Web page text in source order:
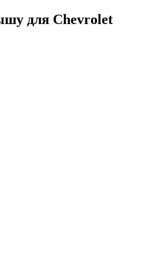
для Chevrolet